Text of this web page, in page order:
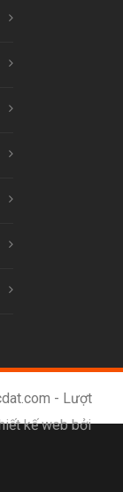
- Lượt
kế web bởi